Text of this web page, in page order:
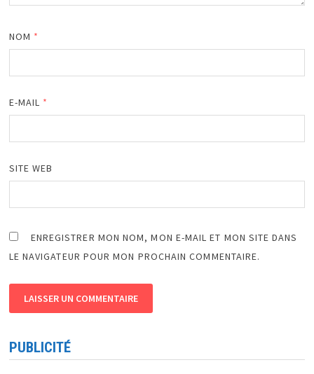
NOM *
E-MAIL *
SITE WEB
ENREGISTRER MON NOM, MON E-MAIL ET MON SITE DANS
LE NAVIGATEUR POUR MON PROCHAIN COMMENTAIRE.
PUBLICITÉ